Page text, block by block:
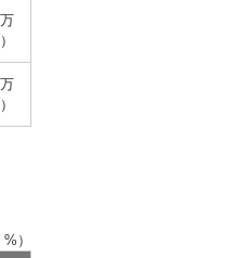
）
）